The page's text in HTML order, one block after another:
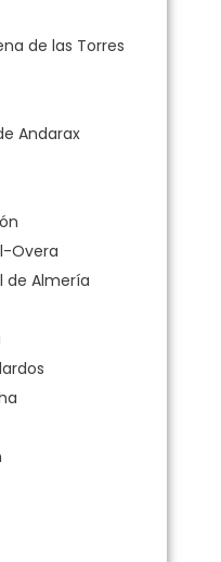
de las Torres
Andarax
Overa
de Almería